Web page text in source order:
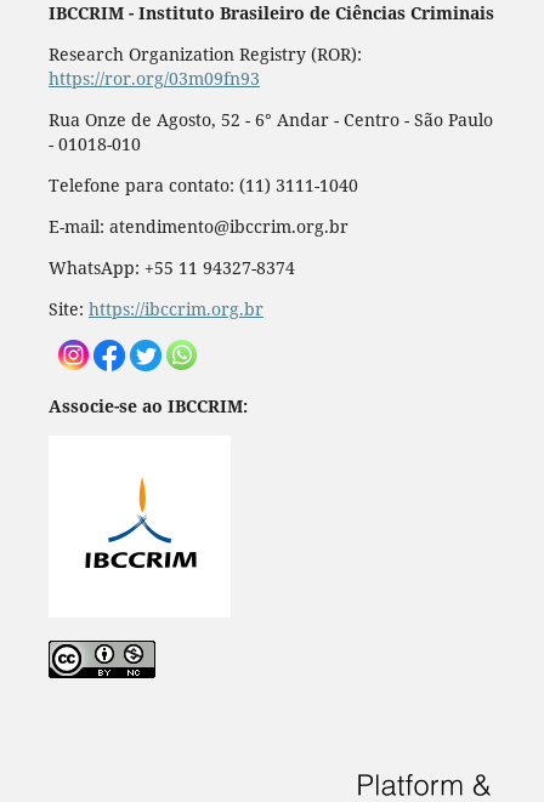
IBCCRIM - Instituto Brasileiro de Ciências Criminais
Research Organization Registry (ROR):
https://ror.org/03m09fn93
Rua Onze de Agosto, 52 - 6° Andar - Centro - São Paulo
- 01018-010
Telefone para contato: (11) 3111-1040
E-mail: atendimento@ibccrim.org.br
WhatsApp: +55 11 94327-8374
Site: https://ibccrim.org.br
Associe-se ao IBCCRIM: